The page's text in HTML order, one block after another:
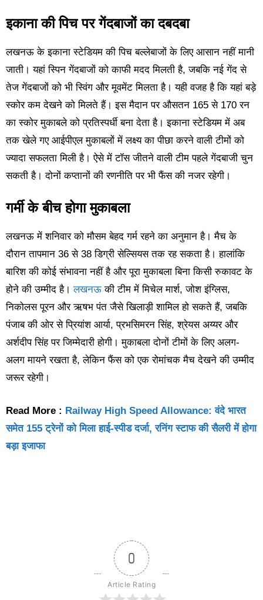
इकाना की पिच पर गेंदबाजों का दबदबा
लखनऊ के इकाना स्टेडियम की पिच बल्लेबाजों के लिए आसान नहीं मानी
जाती। यहां स्पिन गेंदबाजों को काफी मदद मिलती है, जबकि नई गेंद से
तेज गेंदबाजों को भी स्विंग और मूवमेंट मिलता है। यही वजह है कि यहां बड़े
स्कोर कम देखने को मिलते हैं। इस मैदान पर औसतन 165 से 170 रन
का स्कोर मुकाबले को प्रतिस्पर्धी बना देता है। इकाना स्टेडियम में अब
तक खेले गए आईपीएल मुकाबलों में लक्ष्य का पीछा करने वाली टीमों को
ज्यादा सफलता मिली है। ऐसे में टॉस जीतने वाली टीम पहले गेंदबाजी चुन
सकती है। दोनों कप्तानों की रणनीति पर भी फैंस की नजर रहेगी।
गर्मी के बीच होगा मुकाबला
लखनऊ में शनिवार को मौसम बेहद गर्म रहने का अनुमान है। मैच के
दौरान तापमान 36 से 38 डिग्री सेल्सियस तक रह सकता है। हालांकि
बारिश की कोई संभावना नहीं है और पूरा मुकाबला बिना किसी रुकावट के
होने की उम्मीद है।लखनऊ की टीम में मिचेल मार्श, जोश इंग्लिस,
निकोलस पूरन और ऋषभ पंत जैसे खिलाड़ी शामिल हो सकते हैं, जबकि
पंजाब की ओर से प्रियांश आर्या, प्रभसिमरन सिंह, श्रेयस अय्यर और
अर्शदीप सिंह पर जिम्मेदारी होगी। मुकाबला दोनों टीमों के लिए अलग-
अलग मायने रखता है, लेकिन फैंस को एक रोमांचक मैच देखने की उम्मीद
जरूर रहेगी।
Read More : Railway High Speed Allowance: वंदे भारत
समेत 155 ट्रेनों को मिला हाई-स्पीड दर्जा, रनिंग स्टाफ की सैलरी में होगा
बड़ा इजाफा
0
Article Rating